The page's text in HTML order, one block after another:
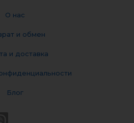
О нас
и обмен
и доставка
Блог